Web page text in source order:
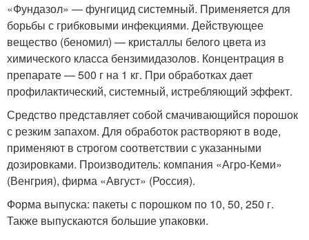
«Фундазол» — фунгицид системный. Применяется для
борьбы с грибковыми инфекциями. Действующее
вещество (беномил) — кристаллы белого цвета из
химического класса бензимидазолов. Концентрация в
препарате — 500 г на 1 кг. При обработках дает
профилактический, системный, истребляющий эффект.
Средство представляет собой смачивающийся порошок
с резким запахом. Для обработок растворяют в воде,
применяют в строгом соответствии с указанными
дозировками. Производитель: компания «Агро-Кеми»
(Венгрия), фирма «Август» (Россия).
Форма выпуска: пакеты с порошком по 10, 50, 250 г.
Также выпускаются большие упаковки.